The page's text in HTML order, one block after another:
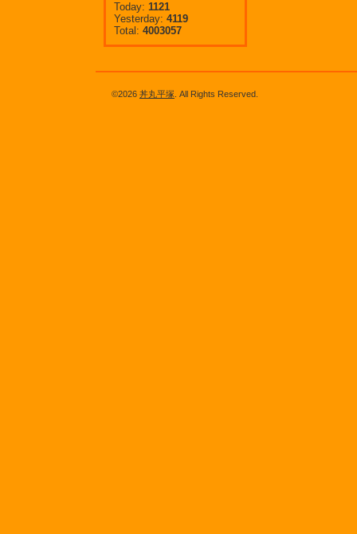
Today: 1121
Yesterday: 4119
Total: 4003057
©2026 丼丸平塚 . All Rights Reserved.